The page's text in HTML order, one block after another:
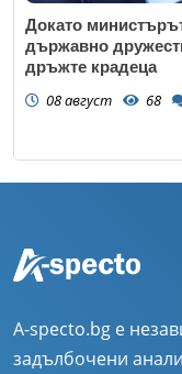
Докато
държавно
дръжте крадеца
08 август 68
A-specto.bg е
задълбочени